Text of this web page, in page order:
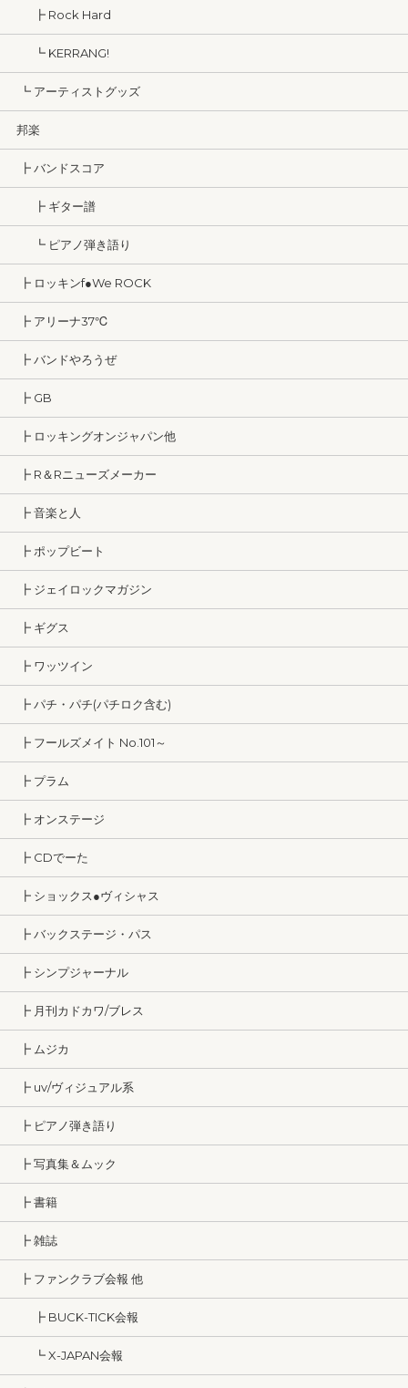
┣ Rock Hard
┗ KERRANG!
┗ アーティストグッズ
邦楽
┣ バンドスコア
┣ ギター譜
┗ ピアノ弾き語り
┣ ロッキンf●We ROCK
┣ アリーナ37℃
┣ バンドやろうぜ
┣ GB
┣ ロッキングオンジャパン他
┣ R＆Rニューズメーカー
┣ 音楽と人
┣ ポップビート
┣ ジェイロックマガジン
┣ ギグス
┣ ワッツイン
┣ パチ・パチ(パチロク含む)
┣ フールズメイト No.101～
┣ プラム
┣ オンステージ
┣ CDでーた
┣ ショックス●ヴィシャス
┣ バックステージ・パス
┣ シンプジャーナル
┣ 月刊カドカワ/ブレス
┣ ムジカ
┣ uv/ヴィジュアル系
┣ ピアノ弾き語り
┣ 写真集＆ムック
┣ 書籍
┣ 雑誌
┣ ファンクラブ会報 他
┣ BUCK-TICK会報
┗ X-JAPAN会報